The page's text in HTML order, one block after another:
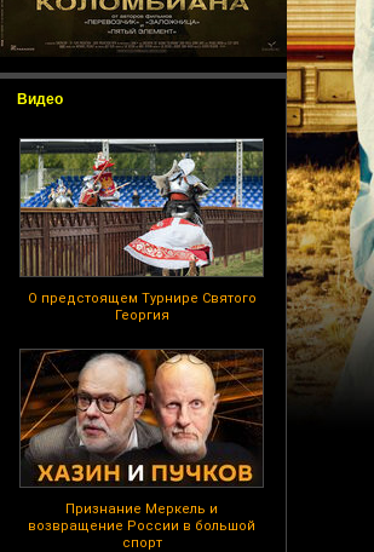
Видео
О предстоящем Турнире Святого
Георгия
Признание Меркель и
возвращение России в большой
спорт